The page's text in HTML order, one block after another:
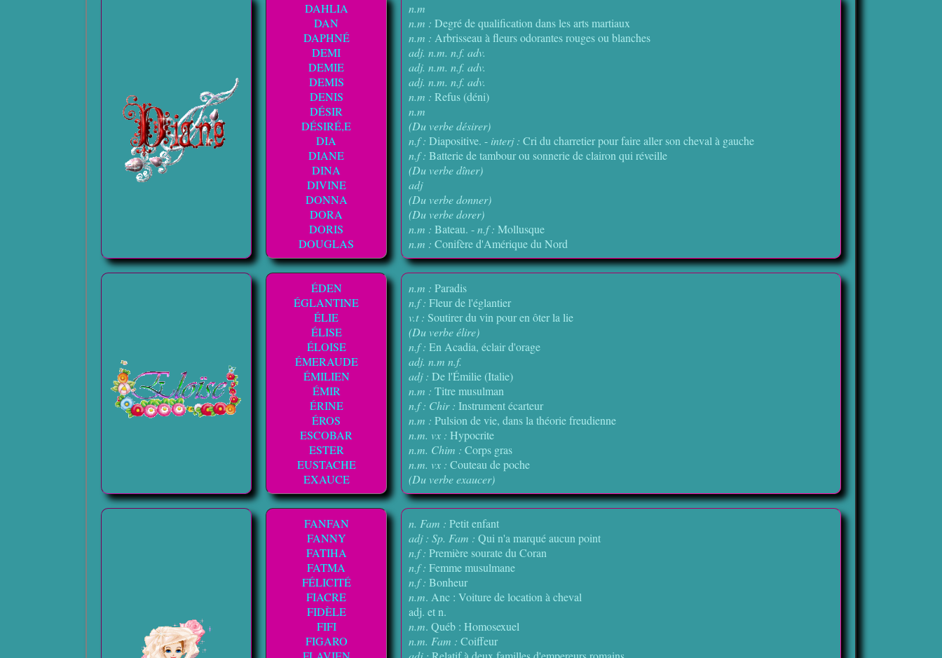
DAHLIA
DAN
DAPHNÉ
DEMI
DEMIE
DEMIS
DENIS
DÉSIR
DÉSIRÉ,E
DIA
DIANE
DINA
DIVINE
DONNA
DORA
DORIS
DOUGLAS
n.m
n.m : Degré de qualification dans les arts martiaux
n.m : Arbrisseau à fleurs odorantes rouges ou blanches
adj. n.m. n.f. adv.
adj. n.m. n.f. adv.
adj. n.m. n.f. adv.
n.m : Refus (déni)
n.m
(Du verbe désirer)
n.f : Diapositive. - interj : Cri du charretier pour faire aller son cheval à gauche
n.f : Batterie de tambour ou sonnerie de clairon qui réveille
(Du verbe dîner)
adj
(Du verbe donner)
(Du verbe dorer)
n.m : Bateau. -n.f : Mollusque
n.m : Conifère d'Amérique du Nord
ÉDEN
ÉGLANTINE
ÉLIE
ÉLISE
ÉLOISE
ÉMERAUDE
ÉMILIEN
ÉMIR
ÉRINE
ÉROS
ESCOBAR
ESTER
EUSTACHE
EXAUCE
n.m : Paradis
n.f : Fleur de l'églantier
v.t : Soutirer du vin pour en ôter la lie
(Du verbe élire)
n.f : En Acadia, éclair d'orage
adj. n.m n.f.
adj : De l'Émilie (Italie)
n.m : Titre musulman
n.f : Chir : Instrument écarteur
n.m : Pulsion de vie, dans la théorie freudienne
n.m. vx : Hypocrite
n.m. Chim : Corps gras
n.m. vx : Couteau de poche
(Du verbe exaucer)
FANFAN
FANNY
FATIHA
FATMA
FÉLICITÉ
FIACRE
FIDÈLE
FIFI
FIGARO
n. Fam : Petit enfant
adj : Sp. Fam : Qui n'a marqué aucun point
n.f : Première sourate du Coran
n.f : Femme musulmane
n.f : Bonheur
n.m. Anc : Voiture de location à cheval
adj. et n.
n.m. Québ : Homosexuel
n.m. Fam : Coiffeur